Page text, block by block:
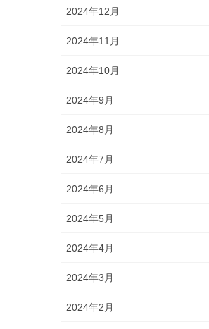
2024年12月
2024年11月
2024年10月
2024年9月
2024年8月
2024年7月
2024年6月
2024年5月
2024年4月
2024年3月
2024年2月